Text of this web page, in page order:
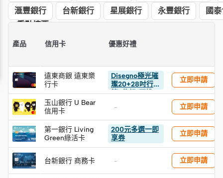
滙豐銀行
台新銀行 星展銀行 永豐銀行
國
重點摘要
產品 信用卡 優惠好禮
遠東商銀 遠東樂
行卡
Disegno極光璀
璨20+28吋行李
箱2件組(不挑
立即申請
玉山銀行 U Bear
信用卡
- 立即申請
第一銀行 Living
Green綠活卡
200元多選一即
享券
立即申請
台新銀行 商務卡 - 立即申請